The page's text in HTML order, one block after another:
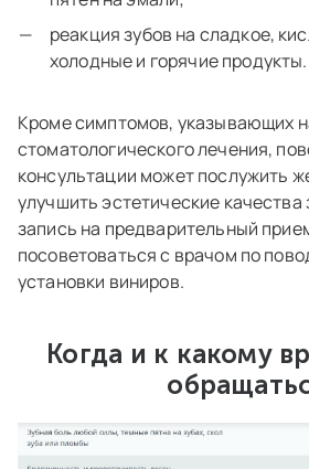
реакция зубов на сладкое,
холодные и горячие продукты.
Кроме симптомов, указывающих
стоматологического лечения,
консультации может послужить
улучшить эстетические
запись на предварительный
посоветоваться с врачом по
установки виниров.
Когда и к какому